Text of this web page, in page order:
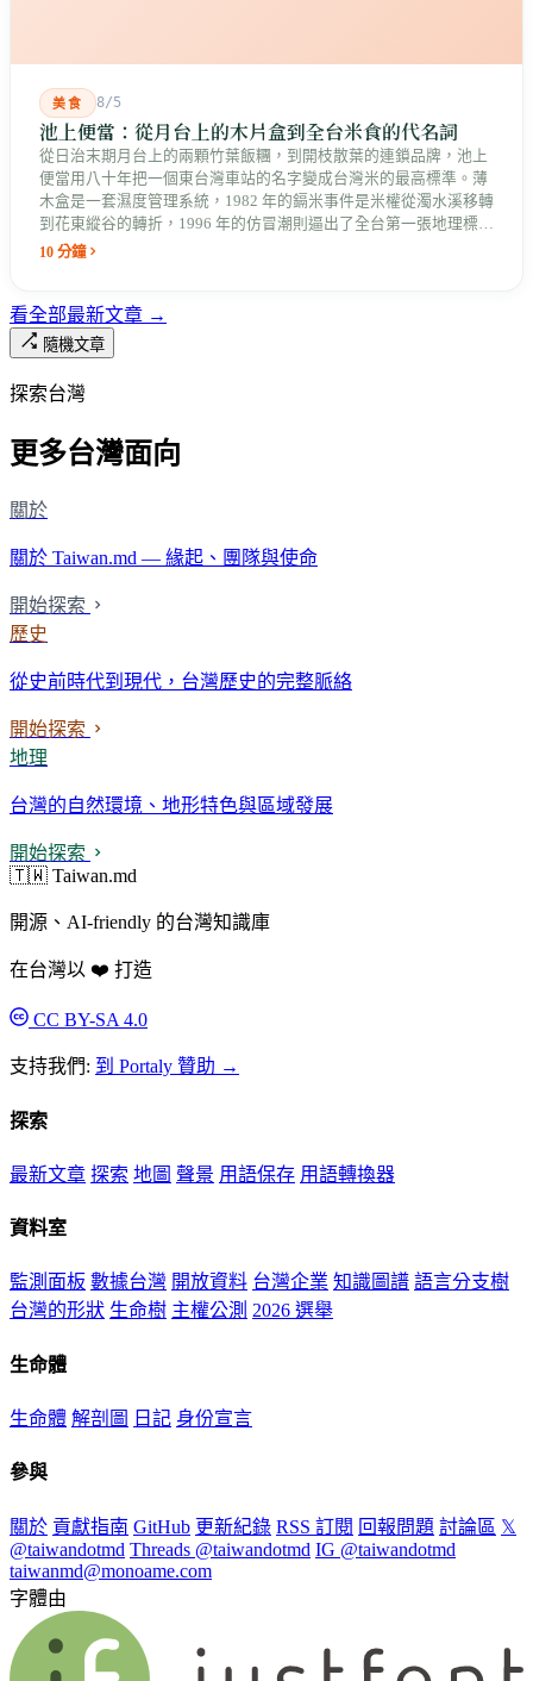
美食 8/5
池上便當：從月台上的木片盒到全台米食的代名詞
從日治末期月台上的兩顆竹葉飯糰，到開枝散葉的連鎖品牌，池上
便當用八十年把一個東台灣車站的名字變成台灣米的最高標準。薄
木盒是一套濕度管理系統，1982 年的鎘米事件是米權從濁水溪移轉
到花東縱谷的轉折，1996 年的仿冒潮則逼出了全台第一張地理標誌
證明標章。
10 分鐘
看全部最新文章 →
隨機文章
探索台灣
更多台灣面向
關於
關於 Taiwan.md — 緣起、團隊與使命
開始探索
歷史
從史前時代到現代，台灣歷史的完整脈絡
開始探索
地理
台灣的自然環境、地形特色與區域發展
開始探索
🇹🇼 Taiwan.md
開源、AI-friendly 的台灣知識庫
在台灣以 ❤️ 打造
CC BY-SA 4.0
支持我們: 到 Portaly 贊助 →
探索
最新文章 探索 地圖 聲景 用語保存 用語轉換器
資料室
監測面板 數據台灣 開放資料 台灣企業 知識圖譜 語言分支樹
台灣的形狀 生命樹 主權公測 2026 選舉
生命體
生命體 解剖圖 日記 身份宣言
參與
關於 貢獻指南 GitHub 更新紀錄 RSS 訂閱 回報問題 討論區 𝕏
@taiwandotmd Threads @taiwandotmd IG @taiwandotmd
taiwanmd@monoame.com
字體由